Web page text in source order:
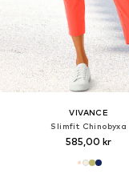
VIVANCE
Slimfit Chinobyxa
585,00 kr